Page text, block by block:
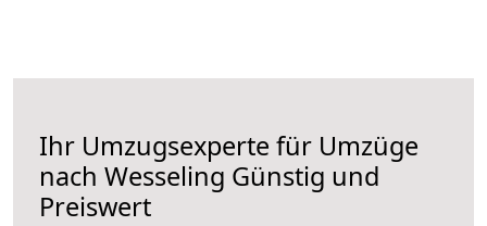
Ihr Umzugsexperte für Umzüge
nach Wesseling Günstig und
Preiswert